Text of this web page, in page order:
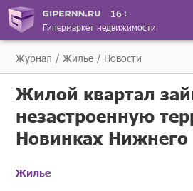
16+
Гипермаркет недвижимости
Журнал Жилье Новости
Жилой квартал
незастроенную
Новинках Нижнего
Жилье